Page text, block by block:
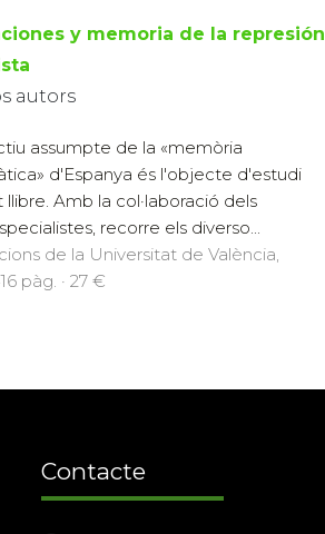
y memoria de la represión
autors
assumpte de la «memòria
d'Espanya és l'objecte d'estudi
llibre. Amb la col·laboració dels
recorre els diverso...
de la Universitat de València,
pàg. · 27 €
Contacte